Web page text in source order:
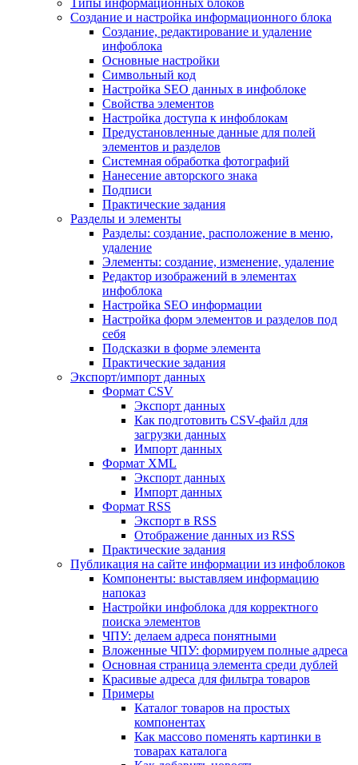
Типы информационных блоков
Создание и настройка информационного блока
Создание, редактирование и удаление
инфоблока
Основные настройки
Символьный код
Настройка SEO данных в инфоблоке
Свойства элементов
Настройка доступа к инфоблокам
Предустановленные данные для полей
элементов и разделов
Системная обработка фотографий
Нанесение авторского знака
Подписи
Практические задания
Разделы и элементы
Разделы: создание, расположение в меню,
удаление
Элементы: создание, изменение, удаление
Редактор изображений в элементах
инфоблока
Настройка SEO информации
Настройка форм элементов и разделов под
себя
Подсказки в форме элемента
Практические задания
Экспорт/импорт данных
Формат CSV
Экспорт данных
Как подготовить CSV-файл для
загрузки данных
Импорт данных
Формат XML
Экспорт данных
Импорт данных
Формат RSS
Экспорт в RSS
Отображение данных из RSS
Практические задания
Публикация на сайте информации из инфоблоков
Компоненты: выставляем информацию
напоказ
Настройки инфоблока для корректного
поиска элементов
ЧПУ: делаем адреса понятными
Вложенные ЧПУ: формируем полные адреса
Основная страница элемента среди дублей
Красивые адреса для фильтра товаров
Примеры
Каталог товаров на простых
компонентах
Как массово поменять картинки в
товарах каталога